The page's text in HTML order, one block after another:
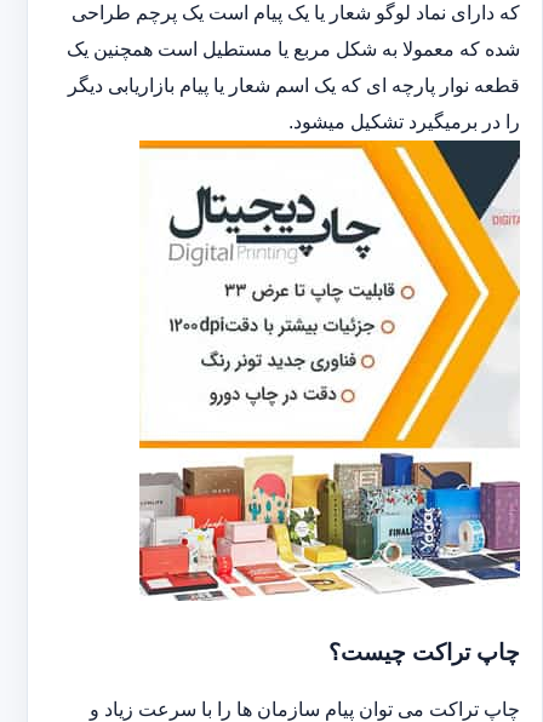
که دارای نماد لوگو شعار یا یک پیام است یک پرچم طراحی
شده که معمولا به شکل مربع یا مستطیل است همچنین یک
قطعه نوار پارچه ای که یک اسم شعار یا پیام بازاریابی دیگر
را در برمیگیرد تشکیل میشود.
چاپ تراکت چیست؟
چاپ تراکت می توان پیام سازمان ها را با سرعت زیاد و